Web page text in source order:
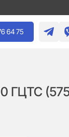
64 75
ГЦТС